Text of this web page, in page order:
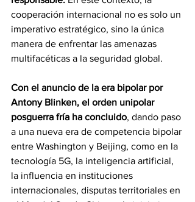
cooperación internacional no es solo un
imperativo estratégico, sino la única
manera de enfrentar las amenazas
multifacéticas a la seguridad global.
Con el anuncio de la era bipolar por
Antony Blinken, el orden unipolar
posguerra fría ha concluido, dando paso
a una nueva era de competencia bipolar
entre Washington y Beijing, como en la
tecnología 5G, la inteligencia artificial,
la influencia en instituciones
internacionales, disputas territoriales en